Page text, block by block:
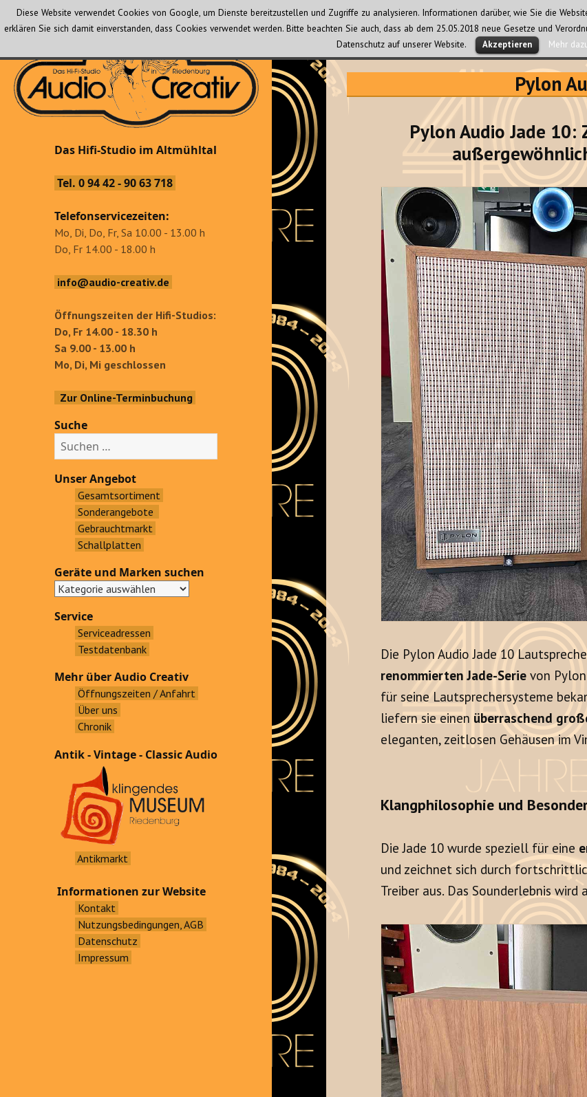
Das Hifi-Studio im Altmühltal
Das Hifi-Studio im Altmühltal
Tel. 0 94 42 - 90 63 718
Telefonservicezeiten:
Mo, Di, Do, Fr, Sa 10.00 - 13.00 h
Do, Fr 14.00 - 18.00 h
info@audio-creativ.de
Öffnungszeiten der Hifi-Studios:
Do, Fr 14.00 - 18.30 h
Sa 9.00 - 13.00 h
Mo, Di, Mi geschlossen
Zur Online-Terminbuchung
Suche
u
c
h
Unser Angebot
Gesamtsortiment
Sonderangebote
Gebrauchtmarkt
Schallplatten
Geräte und Marken suchen
Service
Serviceadressen
Testdatenbank
Mehr über Audio Creativ
Öffnungszeiten / Anfahrt
Über uns
Chronik
Antik - Vintage - Classic Audio
Antikmarkt
Informationen zur Website
Kontakt
Nutzungsbedingungen, AGB
Datenschutz
Impressum
Pylon
Pylon Audio Jade
Die Pylon Audio Jade 10
renommierten Jade-Serie von
für seine Lautsprechersysteme
liefern sie einen überraschend
eleganten, zeitlosen Gehäusen im
Klangphilosophie und
Die Jade 10 wurde speziell für eine
und zeichnet sich durch
Treiber aus. Das Sounderlebnis wird
Diese Website verwendet Cookies von Google, um Dienste bereitzustellen und Zugriffe zu analysieren. Informationen darüber, wie Sie die
erklären Sie sich damit einverstanden, dass Cookies verwendet werden. Bitte beachten Sie auch, dass ab dem 25.05.2018 neue Gesetze und
Datenschutz auf unserer Website.
Akzeptieren Mehr